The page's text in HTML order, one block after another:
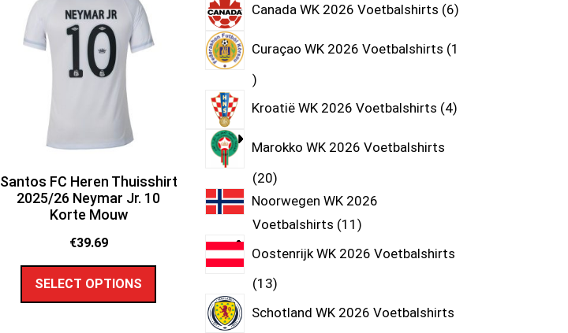
Santos FC Heren Thuisshirt
2025/26 Neymar Jr. 10
Korte Mouw
€39.69
SELECT OPTIONS
Canada WK 2026 Voetbalshirts 6
Curaçao WK 2026 Voetbalshirts 1
Kroatië WK 2026 Voetbalshirts 4
Marokko WK 2026 Voetbalshirts
20
Noorwegen WK 2026
Voetbalshirts 11
Oostenrijk WK 2026 Voetbalshirts
13
Schotland WK 2026 Voetbalshirts